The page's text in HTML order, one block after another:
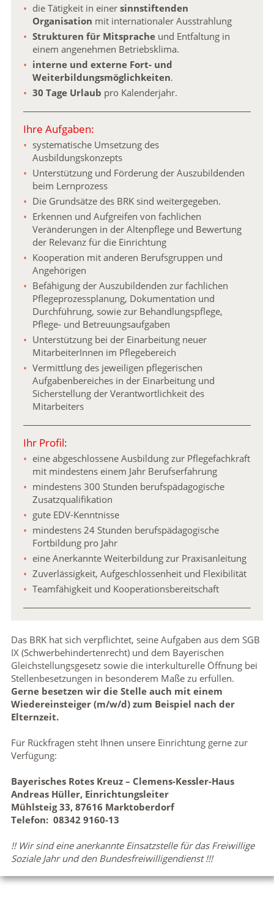
die Tätigkeit in einer sinnstiftenden
Organisation mit internationaler Ausstrahlung
Strukturen für Mitspracheund Entfaltung in
einem angenehmen Betriebsklima.
interne und externe Fort- und
Weiterbildungsmöglichkeiten.
30 Tage Urlaub pro Kalenderjahr.
Ihre Aufgaben:
systematische Umsetzung des
Ausbildungskonzepts
Unterstützung und Förderung der Auszubildenden
beim Lernprozess
Die Grundsätze des BRK sind weitergegeben.
Erkennen und Aufgreifen von fachlichen
Veränderungen in der Altenpflege und Bewertung
der Relevanz für die Einrichtung
Kooperation mit anderen Berufsgruppen und
Angehörigen
Befähigung der Auszubildenden zur fachlichen
Pflegeprozessplanung, Dokumentation und
Durchführung, sowie zur Behandlungspflege,
Pflege- und Betreuungsaufgaben
Unterstützung bei der Einarbeitung neuer
MitarbeiterInnen im Pflegebereich
Vermittlung des jeweiligen pflegerischen
Aufgabenbereiches in der Einarbeitung und
Sicherstellung der Verantwortlichkeit des
Mitarbeiters
Ihr Profil:
eine abgeschlossene Ausbildung zur Pflegefachkraft
mit mindestens einem Jahr Berufserfahrung
mindestens 300 Stunden berufspädagogische
Zusatzqualifikation
gute EDV-Kenntnisse
mindestens 24 Stunden berufspädagogische
Fortbildung pro Jahr
eine Anerkannte Weiterbildung zur Praxisanleitung
Zuverlässigkeit, Aufgeschlossenheit und Flexibilität
Teamfähigkeit und Kooperationsbereitschaft
Das BRK hat sich verpflichtet, seine Aufgaben aus dem SGB
IX (Schwerbehindertenrecht) und dem Bayerischen
Gleichstellungsgesetz sowie die interkulturelle Öffnung bei
Stellenbesetzungen in besonderem Maße zu erfüllen.
Gerne besetzen wir die Stelle auch mit einem
Wiedereinsteiger (m/w/d) zum Beispiel nach der
Elternzeit.
Für Rückfragen steht Ihnen unsere Einrichtung gerne zur
Verfügung:
Bayerisches Rotes Kreuz – Clemens-Kessler-Haus
Andreas Hüller, Einrichtungsleiter
Mühlsteig 33, 87616 Marktoberdorf
Telefon: 08342 9160-13
!! Wir sind eine anerkannte Einsatzstelle für das Freiwillige
Soziale Jahr und den Bundesfreiwilligendienst !!!